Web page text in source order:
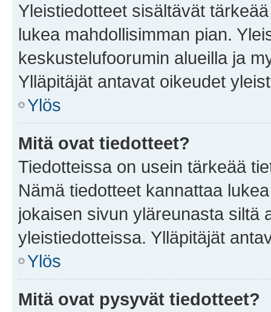
Yleistiedotteet sisältävät
lukea mahdollisimman pian.
keskustelufoorumin alueilla ja
Ylläpitäjät antavat oikeudet
Ylös
Mitä ovat tiedotteet?
Tiedotteissa on usein tärkeää
Nämä tiedotteet kannattaa
jokaisen sivun yläreunasta siltä
yleistiedotteissa. Ylläpitäjät
Ylös
Mitä ovat pysyvät tiedotteet?